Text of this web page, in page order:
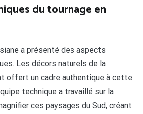
du tournage en
a présenté des aspects
Les décors naturels de la
offert un cadre authentique à cette
technique a travaillé sur la
ces paysages du Sud, créant